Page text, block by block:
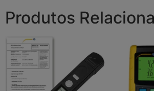
Produtos